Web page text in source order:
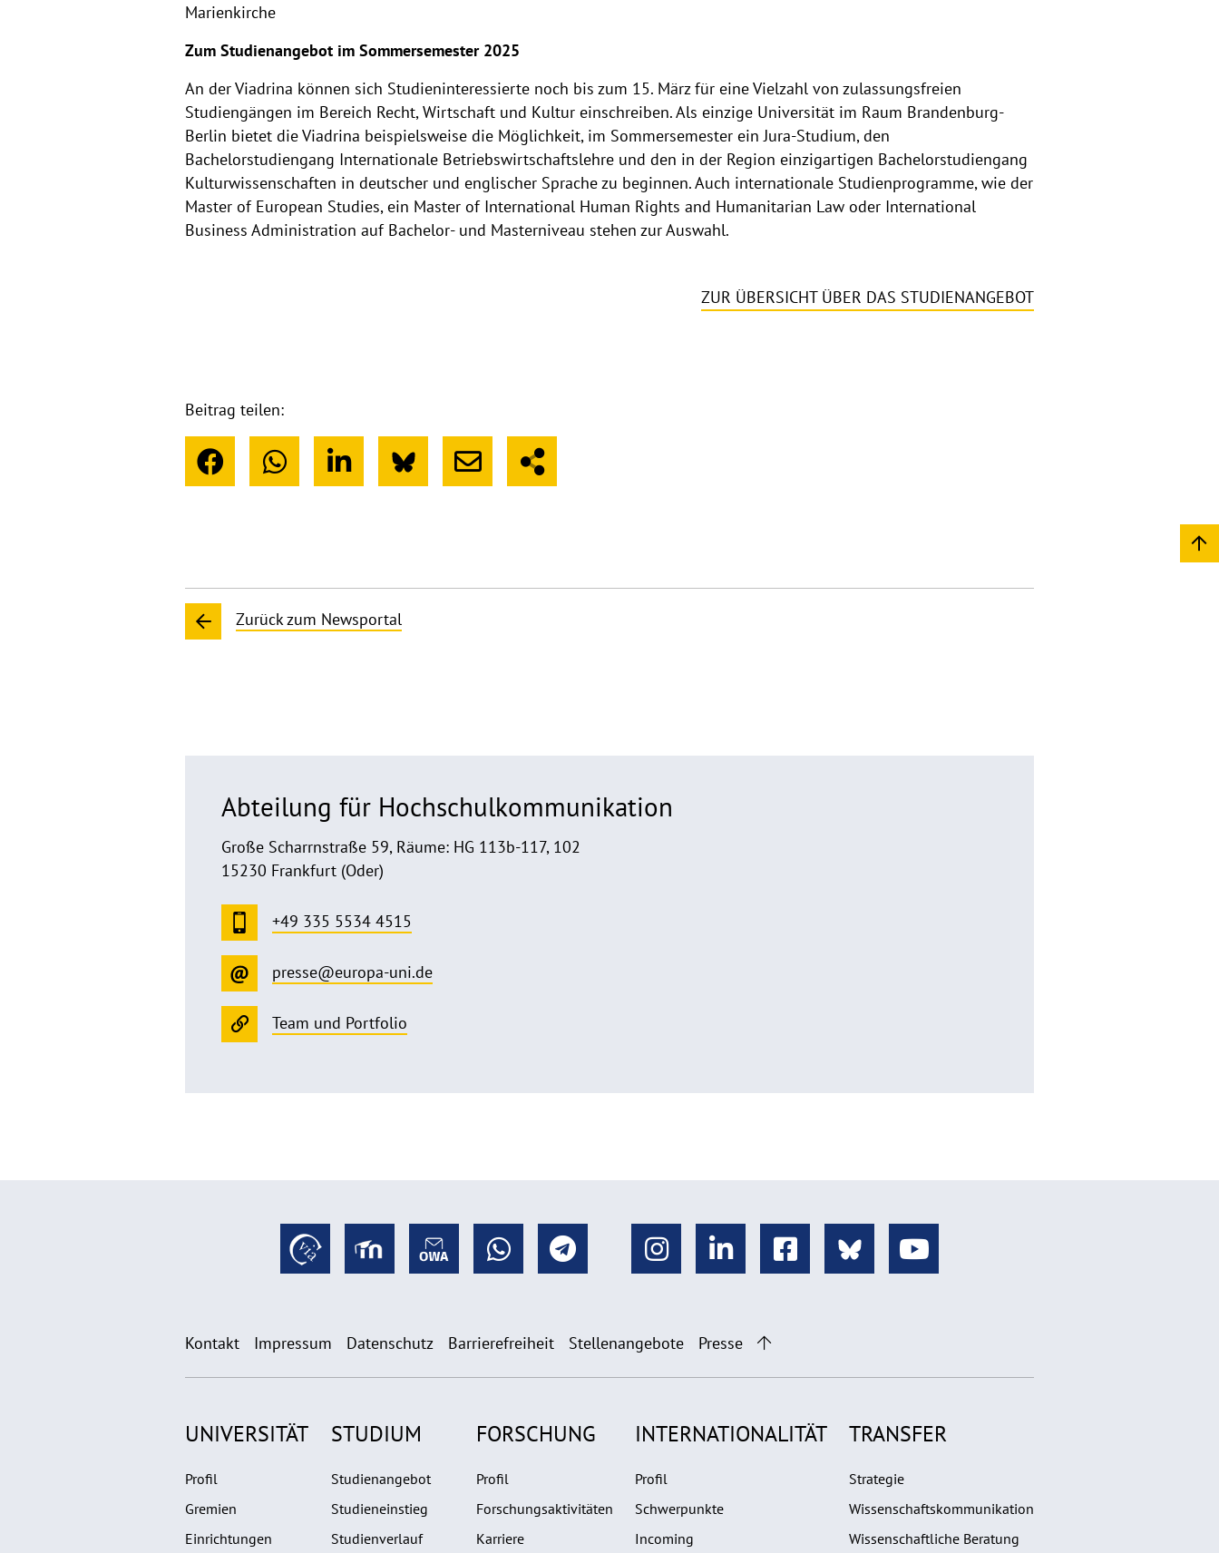
Marienkirche
Zum Studienangebot im Sommersemester 2025
An der Viadrina können sich Studieninteressierte noch bis zum 15. März für eine Vielzahl von zulassungsfreien
Studiengängen im Bereich Recht, Wirtschaft und Kultur einschreiben. Als einzige Universität im Raum Brandenburg-
Berlin bietet die Viadrina beispielsweise die Möglichkeit, im Sommersemester ein Jura-Studium, den
Bachelorstudiengang Internationale Betriebswirtschaftslehre und den in der Region einzigartigen Bachelorstudiengang
Kulturwissenschaften in deutscher und englischer Sprache zu beginnen. Auch internationale Studienprogramme, wie der
Master of European Studies, ein Master of International Human Rights and Humanitarian Law oder International
Business Administration auf Bachelor- und Masterniveau stehen zur Auswahl.
ZUR ÜBERSICHT ÜBER DAS STUDIENANGEBOT
Beitrag teilen:
Zurück zum Newsportal
Abteilung für Hochschulkommunikation
Große Scharrnstraße 59, Räume: HG 113b-117, 102
15230 Frankfurt (Oder)
+49 335 5534 4515
presse@europa-uni.de
Team und Portfolio
Kontakt Impressum Datenschutz Barrierefreiheit Stellenangebote Presse
UNIVERSITÄT
Profil
Gremien
Einrichtungen
STUDIUM
Studienangebot
Studieneinstieg
Studienverlauf
FORSCHUNG
Profil
Forschungsaktivitäten
Karriere
INTERNATIONALITÄT
Profil
Schwerpunkte
Incoming
TRANSFER
Strategie
Wissenschaftskommunikation
Wissenschaftliche Beratung